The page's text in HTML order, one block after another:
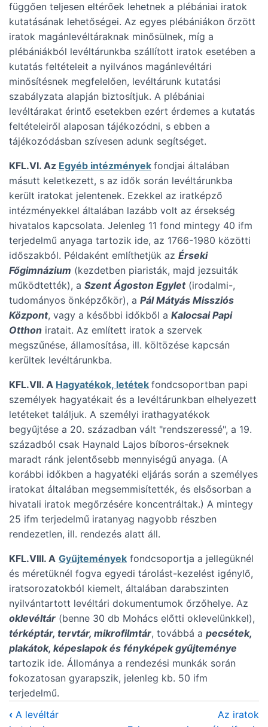
függően teljesen eltérőek lehetnek a plébániai iratok
kutatásának lehetőségei. Az egyes plébániákon őrzött
iratok magánlevéltáraknak minősülnek, míg a
plébániákból levéltárunkba szállított iratok esetében a
kutatás feltételeit a nyilvános magánlevéltári
minősítésnek megfelelően, levéltárunk kutatási
szabályzata alapján biztosítjuk. A plébániai
levéltárakat érintő esetekben ezért érdemes a kutatás
feltételeiről alaposan tájékozódni, s ebben a
tájékozódásban szívesen adunk segítséget.
KFL.VI. Az Egyéb intézmények fondjai általában
másutt keletkezett, s az idők során levéltárunkba
került iratokat jelentenek. Ezekkel az iratképző
intézményekkel általában lazább volt az érsekség
hivatalos kapcsolata. Jelenleg 11 fond mintegy 40 ifm
terjedelmű anyaga tartozik ide, az 1766-1980 közötti
időszakból. Példaként említhetjük az Érseki
Főgimnázium (kezdetben piaristák, majd jezsuiták
működtették), a Szent Ágoston Egylet(irodalmi-,
tudományos önképzőkör), a Pál Mátyás Missziós
Központ, vagy a későbbi időkből a Kalocsai Papi
Otthon iratait. Az említett iratok a szervek
megszűnése, államosítása, ill. költözése kapcsán
kerültek levéltárunkba.
KFL.VII. A Hagyatékok, letétek fondcsoportban papi
személyek hagyatékait és a levéltárunkban elhelyezett
letéteket találjuk. A személyi irathagyatékok
begyűjtése a 20. században vált "rendszeressé", a 19.
századból csak Haynald Lajos bíboros-érseknek
maradt ránk jelentősebb mennyiségű anyaga. (A
korábbi időkben a hagyatéki eljárás során a személyes
iratokat általában megsemmisítették, és elsősorban a
hivatali iratok megőrzésére koncentráltak.) A mintegy
25 ifm terjedelmű iratanyag nagyobb részben
rendezetlen, ill. rendezés alatt áll.
KFL.VIII. A Gyűjtemények fondcsoportja a jellegüknél
és méretüknél fogva egyedi tárolást-kezelést igénylő,
iratsorozatokból kiemelt, általában darabszinten
nyilvántartott levéltári dokumentumok őrzőhelye. Az
oklevéltár (benne 30 db Mohács előtti oklevelünkkel),
térképtár, tervtár, mikrofilmtár, továbbá a pecsétek,
plakátok, képeslapok és fényképek gyűjteménye
tartozik ide. Állománya a rendezési munkák során
fokozatosan gyarapszik, jelenleg kb. 50 ifm
terjedelmű.
‹ A levéltár
Az iratok